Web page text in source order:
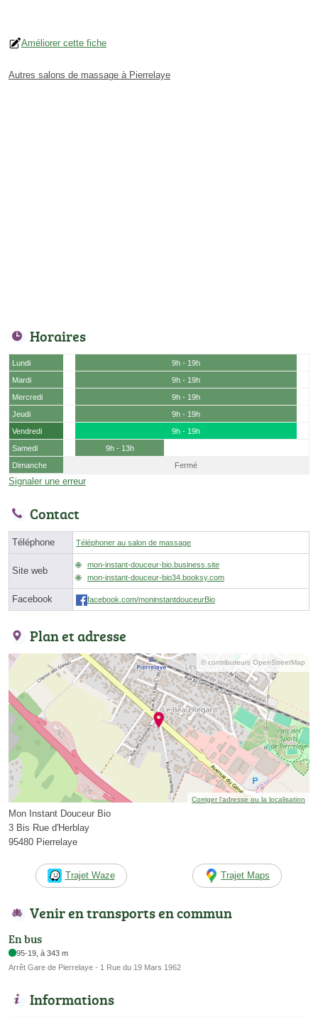
Améliorer cette fiche
Autres salons de massage à Pierrelaye
Horaires
Lundi
9h - 19h
Mardi
9h - 19h
Mercredi
9h - 19h
Jeudi
9h - 19h
Vendredi
9h - 19h
Samedi
9h - 13h
Dimanche
Fermé
Signaler une erreur
Contact
Téléphone Téléphoner au salon de massage
Site web
mon-instant-douceur-bio.business.site
mon-instant-douceur-bio34.booksy.com
Facebook facebook.com/moninstantdouceurBio
Plan et adresse
© contributeurs OpenStreetMap
Corriger l’adresse ou la localisation
Mon Instant Douceur Bio
3 Bis Rue d'Herblay
95480 Pierrelaye
Trajet Waze Trajet Maps
Venir en transports en commun
En bus
95-19, à 343 m
Arrêt Gare de Pierrelaye - 1 Rue du 19 Mars 1962
Informations